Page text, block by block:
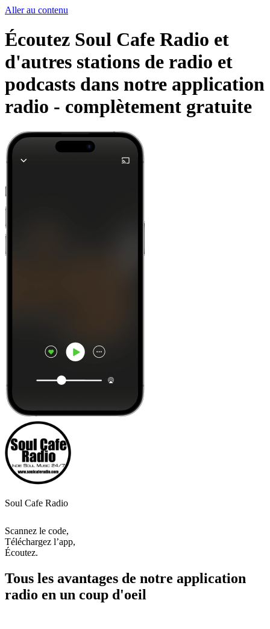
Aller au contenu
Écoutez Soul Cafe Radio et
d'autres stations de radio et
podcasts dans notre application
radio - complètement gratuite
Soul Cafe Radio
Scannez le code,
Téléchargez l’app,
Écoutez.
Tous les avantages de notre application
radio en un coup d'oeil